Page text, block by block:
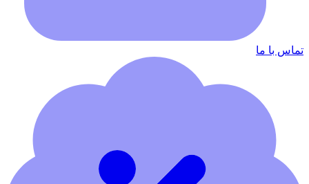
تماس با ما